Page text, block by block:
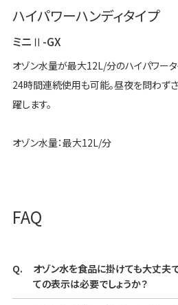
ハイパワーハンディタイプ
ミニⅡ-GX
オゾン水量が最大12L/分のハイパワータ
24時間連続使用も可能。昼夜を問わず
躍します。
オゾン水量：最大12L/分
FAQ
オゾン水を食品に掛けても大丈夫
ての表示は必要でしょうか？